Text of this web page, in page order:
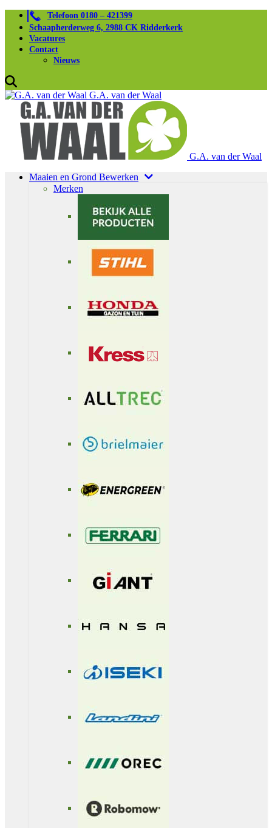
Telefoon 0180 – 421399
Schaapherderweg 6, 2988 CK Ridderkerk
Vacatures
Contact
Nieuws
G.A. van der Waal
G.A. van der Waal
Maaien en Grond Bewerken
Merken